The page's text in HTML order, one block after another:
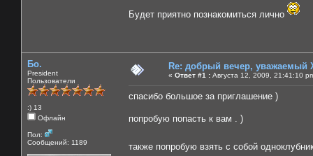
Будет приятно познакомиться лично
Бо.
President
Пользователи
:) 13
Офлайн
Пол:
Сообщений: 1189
Re: добрый вечер, уважаемый
« Ответ #1 : Августа 12, 2009, 21:41:10
спасибо большое за приглашение )
попробую попасть к вам . )
также попробую взять с собой